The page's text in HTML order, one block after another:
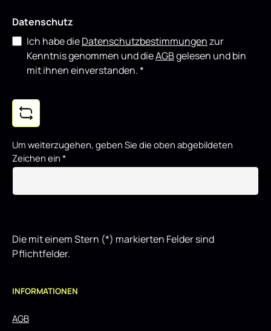
Datenschutz
Ich habe dieDatenschutzbestimmungenzur
Kenntnis genommen und dieAGBgelesen und bin
mit ihnen einverstanden.*
Um weiterzugehen, geben Sie die oben abgebildeten
Zeichen ein *
Die mit einem Stern (*) markierten Felder sind
Pflichtfelder.
INFORMATIONEN
AGB